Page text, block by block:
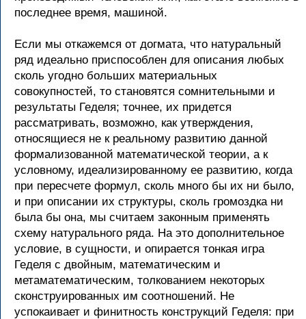
последнее время, машиной.
Если мы откажемся от догмата, что натуральный
ряд идеально приспособлен для описания любых
сколь угодно больших материальных
совокупностей, то становятся сомнительными и
результаты Геделя; точнее, их придется
рассматривать, возможно, как утверждения,
относящиеся не к реальному развитию данной
формализованной математической теории, а к
условному, идеализированному ее развитию, когда
при пересчете формул, сколь много бы их ни было,
и при описании их структуры, сколь громоздка ни
была бы она, мы считаем законным применять
схему натурального ряда. На это дополнительное
условие, в сущности, и опирается тонкая игра
Геделя с двойным, математическим и
метаматематическим, толкованием некоторых
сконструированных им соотношений. Не
успокаивает и финитность конструкций Геделя: при